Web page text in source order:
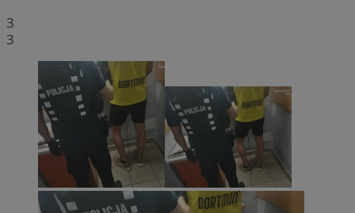
3
3